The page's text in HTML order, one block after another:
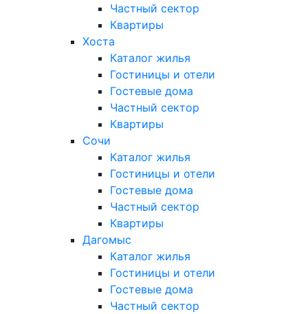
Частный сектор
Квартиры
Хоста
Каталог жилья
Гостиницы и отели
Гостевые дома
Частный сектор
Квартиры
Сочи
Каталог жилья
Гостиницы и отели
Гостевые дома
Частный сектор
Квартиры
Дагомыс
Каталог жилья
Гостиницы и отели
Гостевые дома
Частный сектор